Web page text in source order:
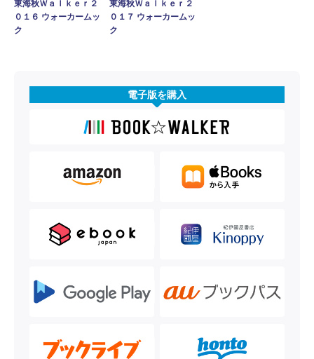
東海秋Ｗａｌｋｅｒ２
０１６ ウォーカームッ
ク
東海秋Ｗａｌｋｅｒ２
０１７ ウォーカームッ
ク
電子版を購入